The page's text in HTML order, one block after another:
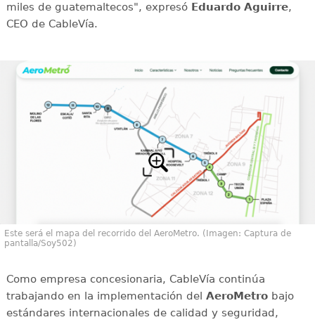
miles de guatemaltecos", expresó Eduardo Aguirre,
CEO de CableVía.
Este será el mapa del recorrido del AeroMetro. (Imagen: Captura de
pantalla/Soy502)
Como empresa concesionaria, CableVía continúa
trabajando en la implementación del AeroMetrobajo
estándares internacionales de calidad y seguridad,